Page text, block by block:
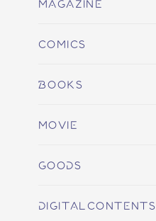
MAGAZINE
COMICS
BOOKS
MOVIE
GOODS
DIGITALCONTENTS